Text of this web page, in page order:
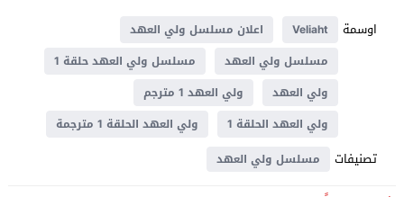
اوسمة
Veliaht
اعلان مسلسل ولي العهد
مسلسل ولي العهد
مسلسل ولي العهد حلقة 1
ولي العهد
ولي العهد 1 مترجم
ولي العهد الحلقة 1
ولي العهد الحلقة 1 مترجمة
تصنيفات مسلسل ولي العهد